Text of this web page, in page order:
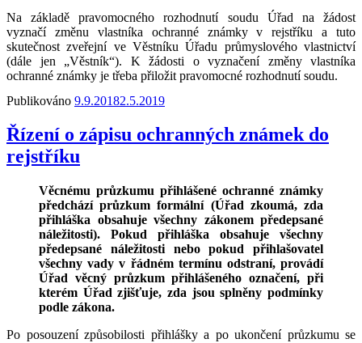
Na základě pravomocného rozhodnutí soudu Úřad na žádost
vyznačí změnu vlastníka ochranné známky v rejstříku a tuto
skutečnost zveřejní ve Věstníku Úřadu průmyslového vlastnictví
(dále jen „Věstník“). K žádosti o vyznačení změny vlastníka
ochranné známky je třeba přiložit pravomocné rozhodnutí soudu.
Publikováno 9.9.20182.5.2019
Řízení o zápisu ochranných známek do
rejstříku
Věcnému průzkumu přihlášené ochranné známky
předchází průzkum formální (Úřad zkoumá, zda
přihláška obsahuje všechny zákonem předepsané
náležitosti). Pokud přihláška obsahuje všechny
předepsané náležitosti nebo pokud přihlašovatel
všechny vady v řádném termínu odstraní, provádí
Úřad věcný průzkum přihlášeného označení, při
kterém Úřad zjišťuje, zda jsou splněny podmínky
podle zákona.
Po posouzení způsobilosti přihlášky a po ukončení průzkumu se